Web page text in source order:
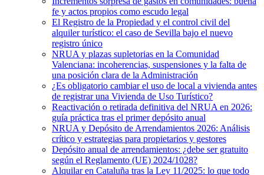
fe y actos propios como escudo legal
El Registro de la Propiedad y el control civil del
alquiler turístico: el caso de Sevilla bajo el nuevo
registro único
NRUA y plazas supletorias en la Comunidad
Valenciana: incoherencias, suspensiones y la falta de
una posición clara de la Administración
¿Es obligatorio cambiar el uso de local a vivienda antes
de registrar una Vivienda de Uso Turístico?
Reactivación o retirada definitiva del NRUA en 2026:
guía práctica tras el primer depósito anual
NRUA y Depósito de Arrendamientos 2026: Análisis
crítico y estrategias para propietarios y gestores
Depósito anual de arrendamientos: ¿debe ser gratuito
según el Reglamento (UE) 2024/1028?
Alquilar en Cataluña tras la Ley 11/2025: lo que todo